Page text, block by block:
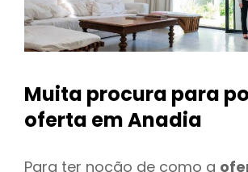
Muita procura para
oferta em Anadia
Para ter noção de como a